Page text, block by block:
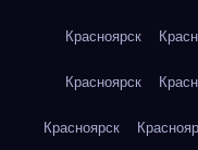
Красноярск
Красноярск
Красноярск